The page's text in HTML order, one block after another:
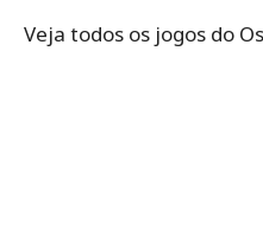
Veja todos os jogos do